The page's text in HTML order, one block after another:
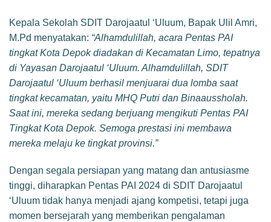
Kepala Sekolah SDIT Darojaatul ‘Uluum, Bapak Ulil Amri,
M.Pd menyatakan: “Alhamdulillah, acara Pentas PAI
tingkat Kota Depok diadakan di Kecamatan Limo, tepatnya
di Yayasan Darojaatul ‘Uluum. Alhamdulillah, SDIT
Darojaatul ‘Uluum berhasil menjuarai dua lomba saat
tingkat kecamatan, yaitu MHQ Putri dan Binaaussholah.
Saat ini, mereka sedang berjuang mengikuti Pentas PAI
Tingkat Kota Depok. Semoga prestasi ini membawa
mereka melaju ke tingkat provinsi.”
Dengan segala persiapan yang matang dan antusiasme
tinggi, diharapkan Pentas PAI 2024 di SDIT Darojaatul
‘Uluum tidak hanya menjadi ajang kompetisi, tetapi juga
momen bersejarah yang memberikan pengalaman